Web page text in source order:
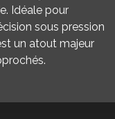
Idéale pour
sous pression
un atout majeur